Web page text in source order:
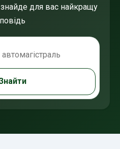
для вас найкращу